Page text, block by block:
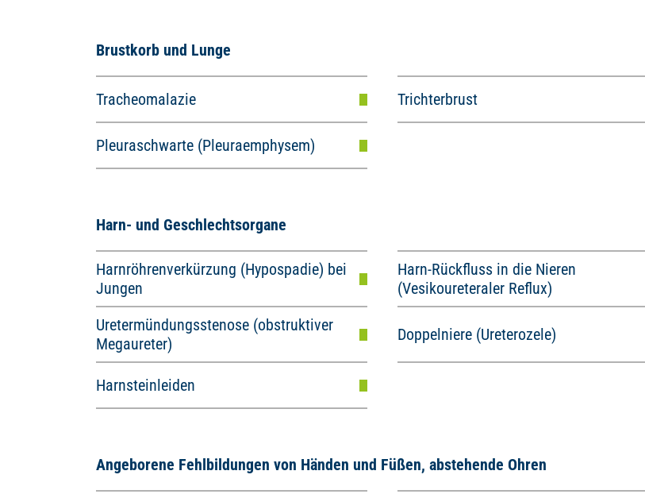
Brustkorb und Lunge
Tracheomalazie Trichterbrust
Pleuraschwarte (Pleuraemphysem)
Harn- und Geschlechtsorgane
Harnröhrenverkürzung (Hypospadie) bei
Jungen
Harn-Rückfluss in die Nieren
(Vesikoureteraler Reflux)
Uretermündungsstenose (obstruktiver
Megaureter)
Doppelniere (Ureterozele)
Harnsteinleiden
Angeborene Fehlbildungen von Händen und Füßen, abstehende Ohren